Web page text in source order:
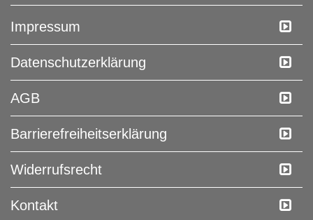
Impressum
Daten­schutz­erklärung
AGB
Barrierefreiheitserklärung
Widerrufs­recht
Kontakt